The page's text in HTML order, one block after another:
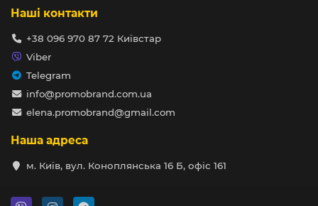
Наші контакти
+38 096 970 87 72 Київстар
Viber
Telegram
info@promobrand.com.ua
elena.promobrand@gmail.com
Наша адреса
м. Київ, вул. Коноплянська 16 Б, офіс 161